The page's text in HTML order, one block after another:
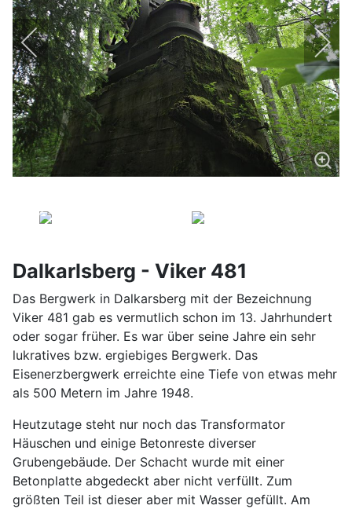
Dalkarlsberg - Viker 481
Das Bergwerk in Dalkarsberg mit der Bezeichnung
Viker 481 gab es vermutlich schon im 13. Jahrhundert
oder sogar früher. Es war über seine Jahre ein sehr
lukratives bzw. ergiebiges Bergwerk. Das
Eisenerzbergwerk erreichte eine Tiefe von etwas mehr
als 500 Metern im Jahre 1948.
Heutzutage steht nur noch das Transformator
Häuschen und einige Betonreste diverser
Grubengebäude. Der Schacht wurde mit einer
Betonplatte abgedeckt aber nicht verfüllt. Zum
größten Teil ist dieser aber mit Wasser gefüllt. Am